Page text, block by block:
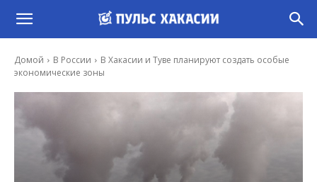
Домой В России
В Хакасии и Туве планируют создать особые
экономические зоны